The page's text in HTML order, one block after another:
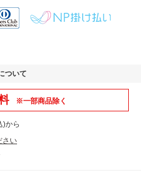
ついて
※一部商品除く
)から
さい